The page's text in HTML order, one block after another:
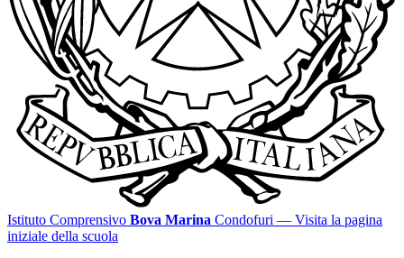
Istituto Comprensivo Bova Marina Condofuri — Visita la pagina
iniziale della scuola